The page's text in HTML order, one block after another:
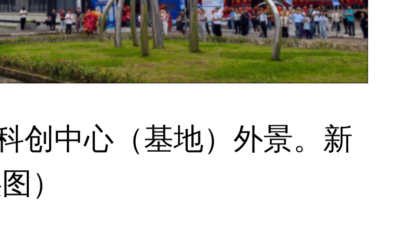
创中心（基地）外景。新
）